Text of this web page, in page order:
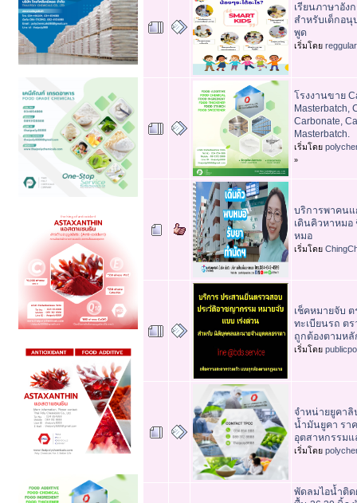
เรียนภาษาอั
สำหรับเด็กอนุ
พูด
เริ่มโดย
โรงงานขาย
Masterbatch,
Carbonate,
Masterbatch.
เริ่มโดย
»
บริการพาคนแ
เดินคิวหาหมอ
หมอ
เริ่มโดย
เช็คหมายจับ
ทะเบียนรถ ต
ถูกต้องตามห
เริ่มโดย
จำหน่ายยูคาลิ
น้ำมันยูคา รา
อุตสาหกรรมแ
เริ่มโดย
พัดลมไอน้ำติ